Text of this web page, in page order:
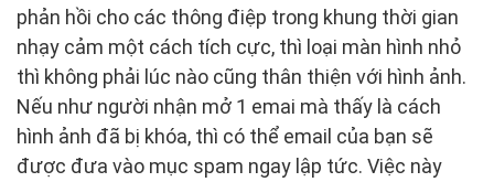
phản hồi cho các thông điệp trong khung thời gian
nhạy cảm một cách tích cực, thì loại màn hình nhỏ
thì không phải lúc nào cũng thân thiện với hình ảnh.
Nếu như người nhận mở 1 emai mà thấy là cách
hình ảnh đã bị khóa, thì có thể email của bạn sẽ
được đưa vào mục spam ngay lập tức. Việc này